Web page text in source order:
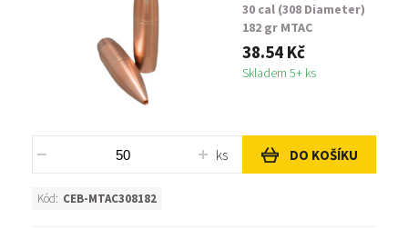
30 cal (308 Diameter)
182 gr MTAC
38.54 Kč
Skladem 5+ ks
ks DO KOŠÍKU
Kód: CEB-MTAC308182